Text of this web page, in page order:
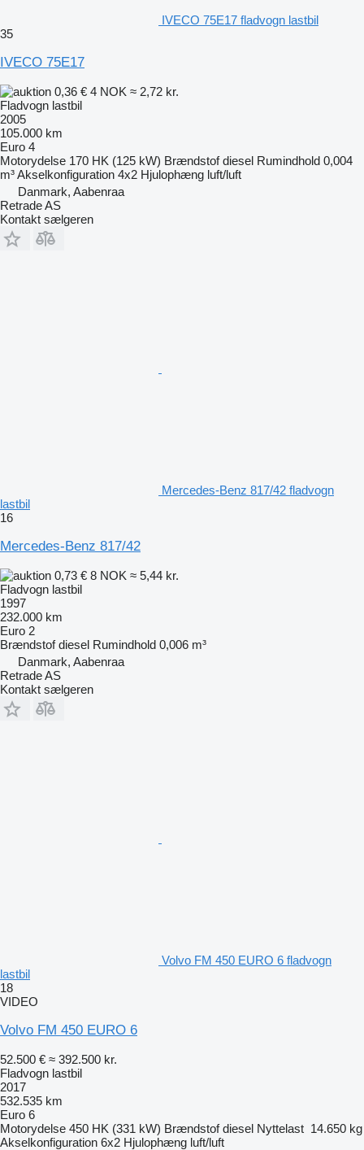
IVECO 75E17 fladvogn lastbil
35
IVECO 75E17
0,36 € 4 NOK ≈ 2,72 kr.
Fladvogn lastbil
2005
105.000 km
Euro 4
Motorydelse 170 HK (125 kW) Brændstof diesel Rumindhold 0,004
m³Akselkonfiguration 4x2 Hjulophæng luft/luft
Danmark, Aabenraa
Retrade AS
Kontakt sælgeren
Mercedes-Benz 817/42 fladvogn
lastbil
16
Mercedes-Benz 817/42
0,73 € 8 NOK ≈ 5,44 kr.
Fladvogn lastbil
1997
232.000 km
Euro 2
Brændstof diesel Rumindhold 0,006 m³
Danmark, Aabenraa
Retrade AS
Kontakt sælgeren
Volvo FM 450 EURO 6 fladvogn
lastbil
18
VIDEO
Volvo FM 450 EURO 6
52.500 € ≈ 392.500 kr.
Fladvogn lastbil
2017
532.535 km
Euro 6
Motorydelse 450 HK (331 kW) Brændstof diesel Nyttelast 14.650 kg
Akselkonfiguration 6x2 Hjulophæng luft/luft